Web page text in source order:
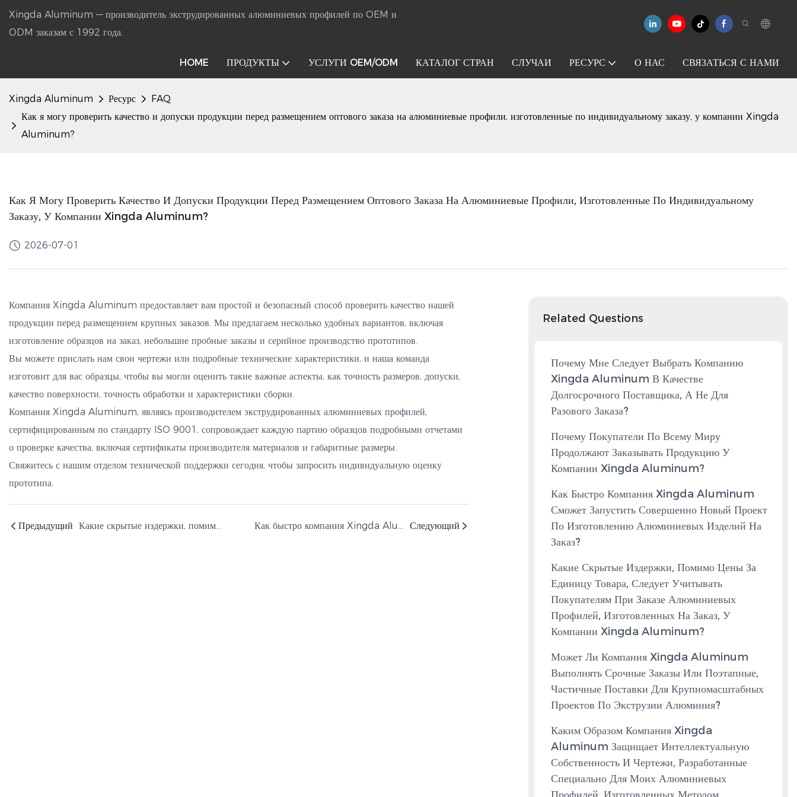
Xingda Aluminum — производитель экструдированных алюминиевых профилей по OEM и
ODM заказам с 1992 года.
HOME ПРОДУКТЫ УСЛУГИ OEM/ODM КАТАЛОГ СТРАН СЛУЧАИ РЕСУРС О НАС СВЯЗАТЬСЯ С НАМИ
Xingda Aluminum Ресурс
FAQ
Как я могу проверить качество и допуски продукции перед размещением оптового заказа на алюминиевые профили, изготовленные по индивидуальному заказу, у компании Xingda
Aluminum?
Как Я Могу Проверить Качество И Допуски Продукции Перед Размещением Оптового Заказа На Алюминиевые Профили, Изготовленные По Индивидуальному
Заказу, У Компании Xingda Aluminum?
2026-07-01
Компания Xingda Aluminum предоставляет вам простой и безопасный способ проверить качество нашей
продукции перед размещением крупных заказов. Мы предлагаем несколько удобных вариантов, включая
изготовление образцов на заказ, небольшие пробные заказы и серийное производство прототипов.
Вы можете прислать нам свои чертежи или подробные технические характеристики, и наша команда
изготовит для вас образцы, чтобы вы могли оценить такие важные аспекты, как точность размеров, допуски,
качество поверхности, точность обработки и характеристики сборки.
Компания Xingda Aluminum, являясь производителем экструдированных алюминиевых профилей,
сертифицированным по стандарту ISO 9001, сопровождает каждую партию образцов подробными отчетами
о проверке качества, включая сертификаты производителя материалов и габаритные размеры.
Свяжитесь с нашим отделом технической поддержки сегодня, чтобы запросить индивидуальную оценку
прототипа.
Предыдущий Какие скрытые издержки, помимо цены за единицу товара, следует учитывать покупателям при заказе алюминиевых профилей, изготовленных на заказ, у компании Xingda Aluminum? Как быстро компания Xingda Aluminum сможет запустить совершенно новый проект по изготовлению алюминиевых изделий на заказ? Следующий
Related Questions
Почему Мне Следует Выбрать Компанию
Xingda Aluminum В Качестве
Долгосрочного Поставщика, А Не Для
Разового Заказа?
Почему Покупатели По Всему Миру
Продолжают Заказывать Продукцию У
Компании Xingda Aluminum?
Как Быстро Компания Xingda Aluminum
Сможет Запустить Совершенно Новый Проект
По Изготовлению Алюминиевых Изделий На
Заказ?
Какие Скрытые Издержки, Помимо Цены За
Единицу Товара, Следует Учитывать
Покупателям При Заказе Алюминиевых
Профилей, Изготовленных На Заказ, У
Компании Xingda Aluminum?
Может Ли Компания Xingda Aluminum
Выполнять Срочные Заказы Или Поэтапные,
Частичные Поставки Для Крупномасштабных
Проектов По Экструзии Алюминия?
Каким Образом Компания Xingda
Aluminum Защищает Интеллектуальную
Собственность И Чертежи, Разработанные
Специально Для Моих Алюминиевых